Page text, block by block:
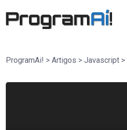
ProgramAi! > Artigos > Javascript >